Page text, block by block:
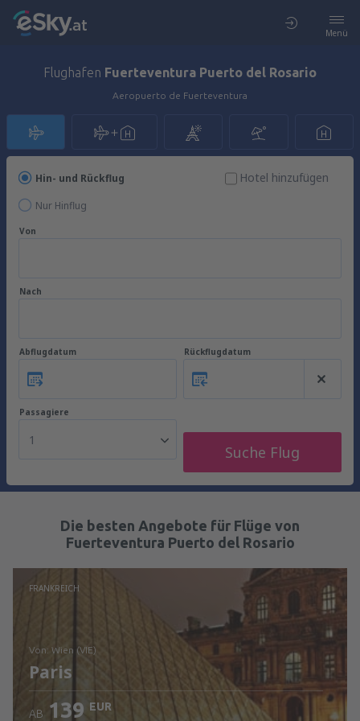
Menü
Flughafen Fuerteventura Puerto del Rosario
Aeropuerto de Fuerteventura
Hin- und Rückflug
Nur Hinflug
Hotel hinzufügen
Von
Nach
Abflugdatum Rückflugdatum
Passagiere
1
Suche Flug
Die besten Angebote für Flüge von
Fuerteventura Puerto del Rosario
FRANKREICH
von: Wien (VIE)
Paris
AB 139 EUR